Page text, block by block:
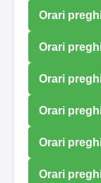
Orari
Orari
Orari
Orari
Orari
Orari